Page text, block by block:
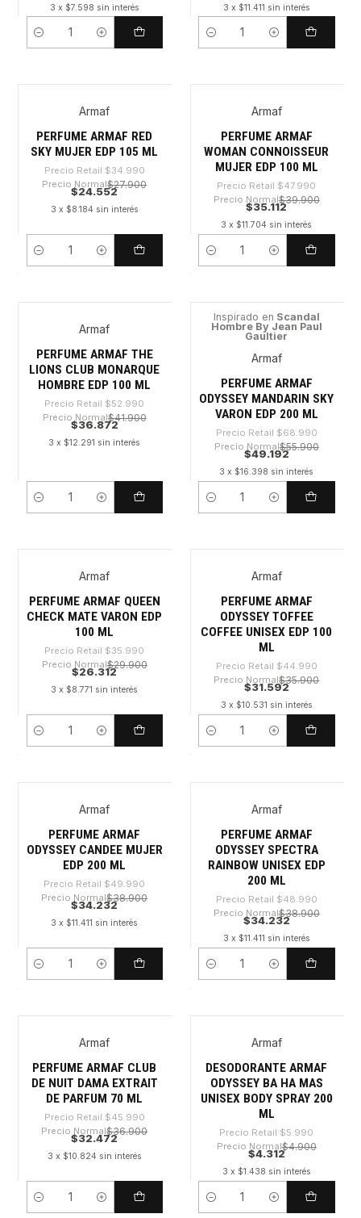
3 x $7.598 sin interés
Cantidad
3 x $11.411 sin interés
Cantidad
Armaf
PERFUME ARMAF RED
SKY MUJER EDP 105 ML
Precio Retail $34.990
Precio Normal$27.900
$24.552
3 x $8.184 sin interés
Cantidad
Armaf
PERFUME ARMAF
WOMAN CONNOISSEUR
MUJER EDP 100 ML
Precio Retail $47.990
Precio Normal$39.900
$35.112
3 x $11.704 sin interés
Cantidad
Armaf
PERFUME ARMAF THE
LIONS CLUB MONARQUE
HOMBRE EDP 100 ML
Precio Retail $52.990
Precio Normal$41.900
$36.872
3 x $12.291 sin interés
Cantidad
-28%
Inspirado en Scandal
Hombre By Jean Paul
Gaultier
Armaf
PERFUME ARMAF
ODYSSEY MANDARIN SKY
VARON EDP 200 ML
Precio Retail $68.990
Precio Normal$55.900
$49.192
3 x $16.398 sin interés
Cantidad
Armaf
PERFUME ARMAF QUEEN
CHECK MATE VARON EDP
100 ML
Precio Retail $35.990
Precio Normal$29.900
$26.312
3 x $8.771 sin interés
Cantidad
Armaf
PERFUME ARMAF
ODYSSEY TOFFEE
COFFEE UNISEX EDP 100
ML
Precio Retail $44.990
Precio Normal$35.900
$31.592
3 x $10.531 sin interés
Cantidad
Armaf
PERFUME ARMAF
ODYSSEY CANDEE MUJER
EDP 200 ML
Precio Retail $49.990
Precio Normal$38.900
$34.232
3 x $11.411 sin interés
Cantidad
Armaf
PERFUME ARMAF
ODYSSEY SPECTRA
RAINBOW UNISEX EDP
200 ML
Precio Retail $48.990
Precio Normal$38.900
$34.232
3 x $11.411 sin interés
Cantidad
Armaf
PERFUME ARMAF CLUB
DE NUIT DAMA EXTRAIT
DE PARFUM 70 ML
Precio Retail $45.990
Precio Normal$36.900
$32.472
3 x $10.824 sin interés
Cantidad
Armaf
DESODORANTE ARMAF
ODYSSEY BA HA MAS
UNISEX BODY SPRAY 200
ML
Precio Retail $5.990
Precio Normal$4.900
$4.312
3 x $1.438 sin interés
Cantidad